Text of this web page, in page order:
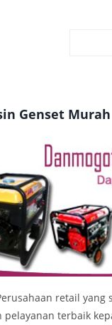
Genset Murah
retail
terbaik